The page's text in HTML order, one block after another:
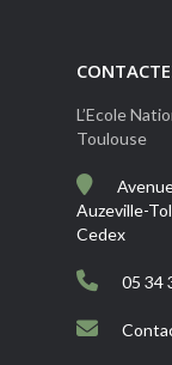
L’Ecole
Toulouse
Auzeville-
Cedex
05 34